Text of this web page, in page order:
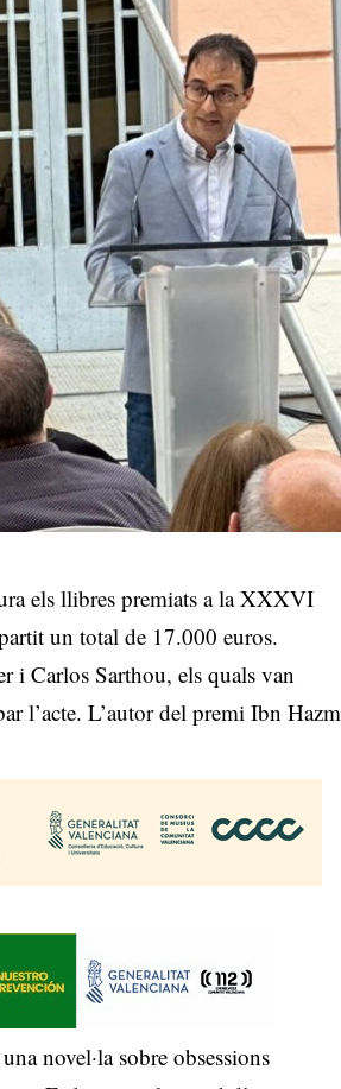
els llibres premiats a la XXXVI
un total de 17.000 euros.
i Carlos Sarthou, els quals van
l’acte. L’autor del premi Ibn Hazm
novel·la sobre obsessions